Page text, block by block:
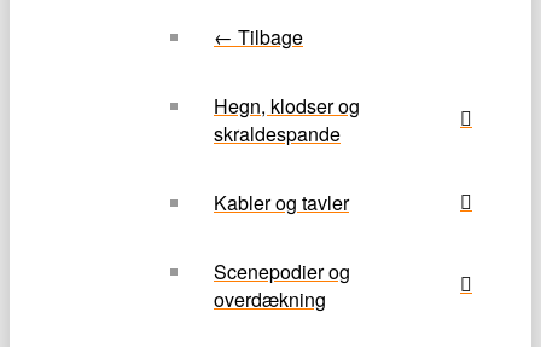
← Tilbage
Hegn, klodser og
skraldespande
Kabler og tavler
Scenepodier og
overdækning